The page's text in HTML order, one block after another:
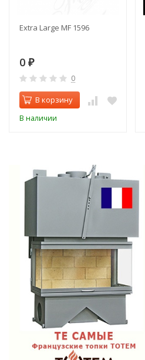
Extra Large MF 1596
0 ₽
0
В корзину
В наличии